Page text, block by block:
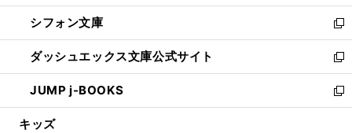
開
く
ウ
で
開
く
ウ
ィ
ン
ド
ウ
で
開
し
い
ウ
ィ
ン
ド
ウ
シフォン文庫
新
し
い
ウ
ィ
ン
ダッシュエックス文庫公式サイト
新
し
い
ウ
JUMP j-BOOKS
新
し
キッズ